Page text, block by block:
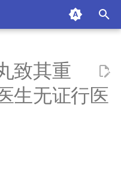
致其重
生无证行医